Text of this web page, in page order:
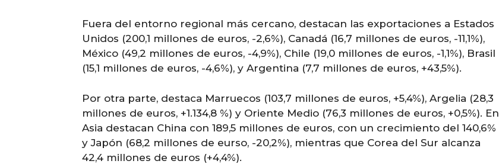
Fuera del entorno regional más cercano, destacan las exportaciones a Estados
Unidos (200,1 millones de euros, -2,6%), Canadá (16,7 millones de euros, -11,1%),
México (49,2 millones de euros, -4,9%), Chile (19,0 millones de euros, -1,1%), Brasil
(15,1 millones de euros, -4,6%), y Argentina (7,7 millones de euros, +43,5%).
Por otra parte, destaca Marruecos (103,7 millones de euros, +5,4%), Argelia (28,3
millones de euros, +1.134,8 %) y Oriente Medio (76,3 millones de euros, +0,5%). En
Asia destacan China con 189,5 millones de euros, con un crecimiento del 140,6%
y Japón (68,2 millones de eurso, -20,2%), mientras que Corea del Sur alcanza
42,4 millones de euros (+4,4%).